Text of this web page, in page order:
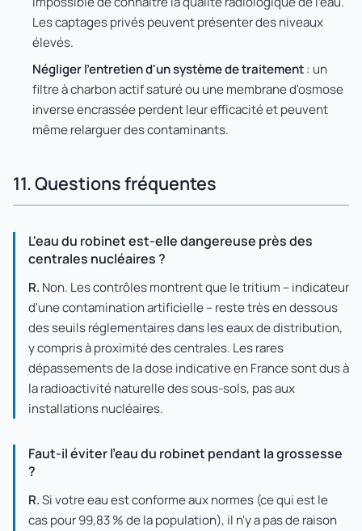
Les captages privés peuvent présenter des niveaux
élevés.
Négliger l'entretien d'un système de traitement: un
filtre à charbon actif saturé ou une membrane d'osmose
inverse encrassée perdent leur efficacité et peuvent
même relarguer des contaminants.
11. Questions fréquentes
L'eau du robinet est-elle dangereuse près des
centrales nucléaires ?
R. Non. Les contrôles montrent que le tritium – indicateur
d'une contamination artificielle – reste très en dessous
des seuils réglementaires dans les eaux de distribution,
y compris à proximité des centrales. Les rares
dépassements de la dose indicative en France sont dus à
la radioactivité naturelle des sous-sols, pas aux
installations nucléaires.
Faut-il éviter l'eau du robinet pendant la grossesse
?
R.Si votre eau est conforme aux normes (ce qui est le
cas pour 99,83 % de la population), il n'y a pas de raison